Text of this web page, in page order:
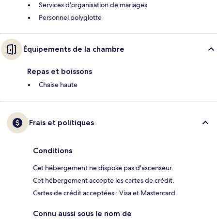
Services d'organisation de mariages
Personnel polyglotte
Équipements de la chambre
Repas et boissons
Chaise haute
Frais et politiques
Conditions
Cet hébergement ne dispose pas d'ascenseur.
Cet hébergement accepte les cartes de crédit.
Cartes de crédit acceptées : Visa et Mastercard.
Connu aussi sous le nom de